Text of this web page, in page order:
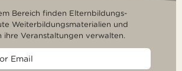
Bereich finden Elternbildungs-
Weiterbildungsmaterialien und
ihre Veranstaltungen verwalten.